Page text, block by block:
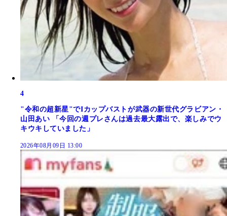
4
"令和の超新星"でIカップバストが武器の新世代グラビアン・
山田あい 「今回の週プレさんは過去最大露出で、楽しみでウ
キウキしていました」
2026年08月09日 13:00